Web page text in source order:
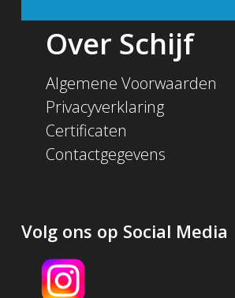
Over Schijf
Algemene Voorwaarden
Privacyverklaring
Certificaten
Contactgegevens
Volg ons op Social Media